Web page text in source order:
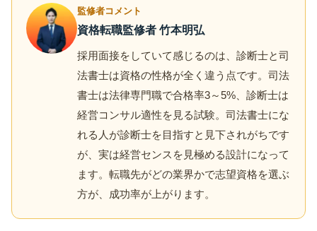
監修者コメント
資格転職監修者 竹本明弘
採用面接をしていて感じるのは、診断士と司
法書士は資格の性格が全く違う点です。司法
書士は法律専門職で合格率3～5%、診断士は
経営コンサル適性を見る試験。司法書士にな
れる人が診断士を目指すと見下されがちです
が、実は経営センスを見極める設計になって
ます。転職先がどの業界かで志望資格を選ぶ
方が、成功率が上がります。